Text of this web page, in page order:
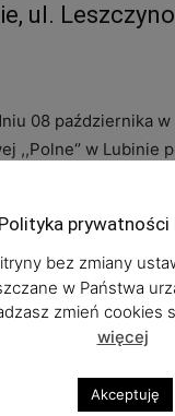
ul.
08 października w
,,Polne‘’ w Lubinie
o
kwestie
z włamaniem.
zagrożeń, na
Ponadto zostaną
– narzędzia, z
danych w niej
Polityka prywatności
bez zmiany
w Państwa
zmień cookies
więcej
Akceptuję